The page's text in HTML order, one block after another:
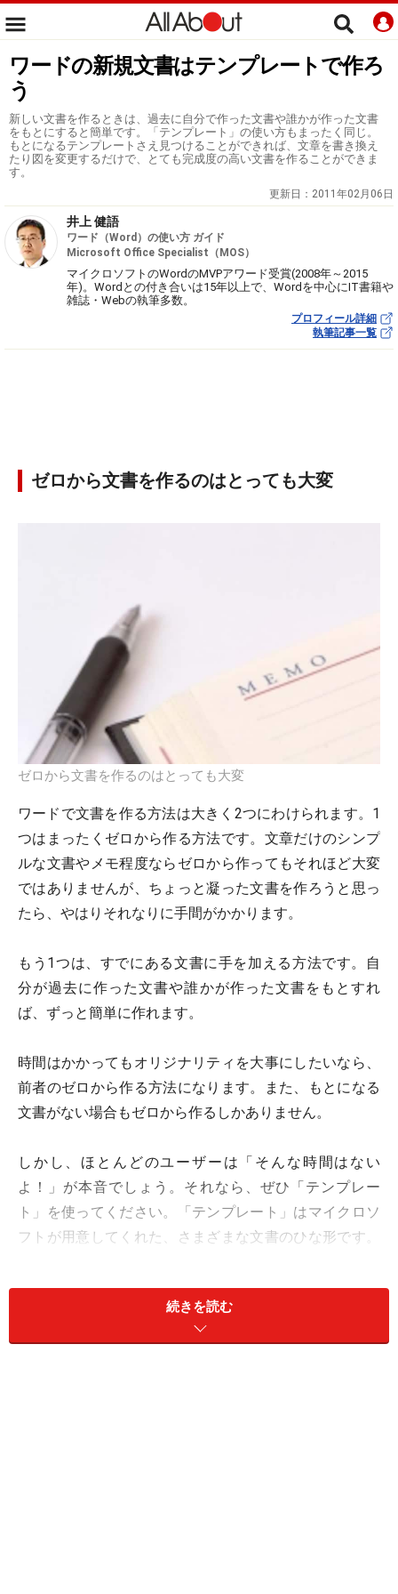
ワードの新規文書はテンプレートで作ろ
う
新しい文書を作るときは、過去に自分で作った文書や誰かが作った文書
をもとにすると簡単です。「テンプレート」の使い方もまったく同じ。
もとになるテンプレートさえ見つけることができれば、文章を書き換え
たり図を変更するだけで、とても完成度の高い文書を作ることができま
す。
更新日： 2011年02月06日
井上 健語
ワード（Word）の使い方 ガイド
Microsoft Office Specialist（MOS）
マイクロソフトのWordのMVPアワード受賞(2008年～2015
年)。Wordとの付き合いは15年以上で、Wordを中心にIT書籍や
雑誌・Webの執筆多数。
プロフィール詳細
執筆記事一覧
ゼロから文書を作るのはとっても大変
ゼロから文書を作るのはとっても大変
ワードで文書を作る方法は大きく2つにわけられます。1
つはまったくゼロから作る方法です。文章だけのシンプ
ルな文書やメモ程度ならゼロから作ってもそれほど大変
ではありませんが、ちょっと凝った文書を作ろうと思っ
たら、やはりそれなりに手間がかかります。
もう1つは、すでにある文書に手を加える方法です。自
分が過去に作った文書や誰かが作った文書をもとすれ
ば、ずっと簡単に作れます。
時間はかかってもオリジナリティを大事にしたいなら、
前者のゼロから作る方法になります。また、もとになる
文書がない場合もゼロから作るしかありません。
しかし、ほとんどのユーザーは「そんな時間はない
よ！」が本音でしょう。それなら、ぜひ「テンプレー
ト」を使ってください。「テンプレート」はマイクロソ
フトが用意してくれた、さまざまな文書のひな形です。
章を書き換えたり、画像を変更したりするだけで、とて
も完成度の高い文書が作れます。
続きを読む